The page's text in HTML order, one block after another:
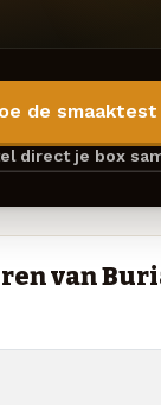
de
direct je box
van